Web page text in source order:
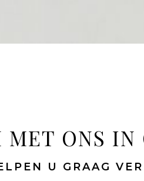
MET ONS IN
U GRAAG